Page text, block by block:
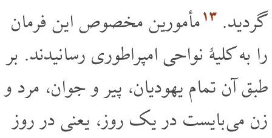
گردید. ۱۳مأمورین مخصوص این فرمان
را به کلیۀ نواحی امپراطوری رسانیدند. بر
طبق آن تمام یهودیان، پیر و جوان، مرد و
زن می بایست در یک روز، یعنی در روز